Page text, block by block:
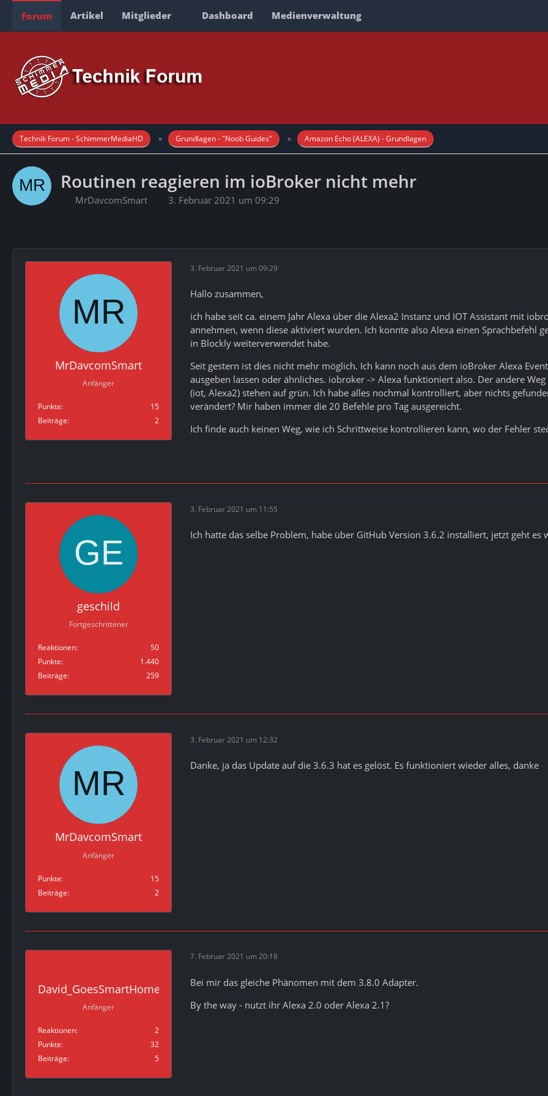
Forum Artikel Mitglieder Dashboard Medienverwaltung
Technik Forum - SchimmerMediaHD Grundlagen - "Noob Guides" Amazon Echo (ALEXA) - Grundlagen
Routinen reagieren im ioBroker nicht mehr
MrDavcomSmart 3. Februar 2021 um 09:29
MrDavcomSmart
Anfänger
Punkte
15
Beiträge
2
3. Februar 2021 um 09:29
Hallo zusammen,
ich habe seit ca. einem Jahr Alexa über die Alexa2 Instanz und IOT Assistant mit
annehmen, wenn diese aktiviert wurden. Ich konnte also Alexa einen Sprachbefehl
in Blockly weiterverwendet habe.
Seit gestern ist dies nicht mehr möglich. Ich kann noch aus dem ioBroker Alexa
ausgeben lassen oder ähnliches. iobroker -> Alexa funktioniert also. Der andere
(iot, Alexa2) stehen auf grün. Ich habe alles nochmal kontrolliert, aber nichts
verändert? Mir haben immer die 20 Befehle pro Tag ausgereicht.
Ich finde auch keinen Weg, wie ich Schrittweise kontrollieren kann, wo der Fehler
geschild
Fortgeschrittener
Reaktionen
50
Punkte
1.440
Beiträge
259
3. Februar 2021 um 11:55
Ich hatte das selbe Problem, habe über GitHub Version 3.6.2 installiert, jetzt geht es
MrDavcomSmart
Anfänger
Punkte
15
Beiträge
2
3. Februar 2021 um 12:32
Danke, ja das Update auf die 3.6.3 hat es gelöst. Es funktioniert wieder alles, danke
David_GoesSmartHome
Anfänger
Reaktionen
2
Punkte
32
Beiträge
5
7. Februar 2021 um 20:18
Bei mir das gleiche Phänomen mit dem 3.8.0 Adapter.
By the way - nutzt ihr Alexa 2.0 oder Alexa 2.1?